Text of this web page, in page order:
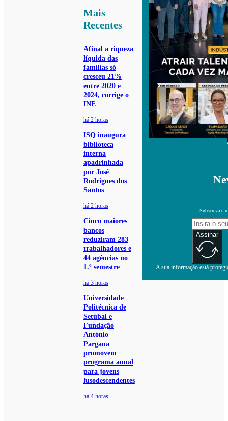
Mais
Recentes
Afinal a riqueza
líquida das
famílias só
cresceu 21%
entre 2020 e
2024, corrige o
INE
há 2 horas
ISQ inaugura
biblioteca
interna
apadrinhada
por José
Rodrigues dos
Santos
há 2 horas
Cinco maiores
bancos
reduziram 283
trabalhadores e
44 agências no
1.º semestre
há 3 horas
Universidade
Politécnica de
Setúbal e
Fundação
António
Pargana
promovem
programa anual
para jovens
lusodescendentes
há 4 horas
Subscreva e
Assinar
A sua informação está